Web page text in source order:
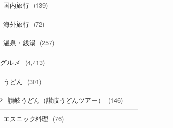
国内旅行 (139)
海外旅行 (72)
温泉・銭湯 (257)
グルメ (4,413)
うどん (301)
讃岐うどん（讃岐うどんツアー） (146)
エスニック料理 (76)